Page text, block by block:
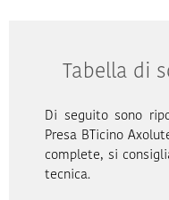
Tabella di
Di seguito sono
Presa BTicino
complete, si
tecnica.